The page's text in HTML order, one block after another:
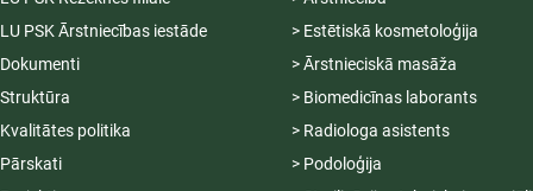
LU PSK Ārstniecības iestāde
Dokumenti
Struktūra
Kvalitātes politika
Pārskati
> Estētiskā kosmetoloģija
> Ārstnieciskā masāža
> Biomedicīnas laborants
> Radiologa asistents
> Podoloģija